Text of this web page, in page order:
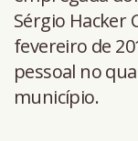
Sérgio Hacker
fevereiro de
pessoal no
município.